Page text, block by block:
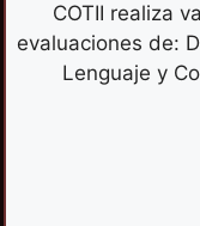
COTII realiza
evaluaciones de:
Lenguaje y